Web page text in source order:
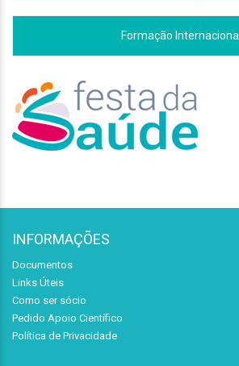
Formação Internacional
INFORMAÇÕES
Documentos
Links Úteis
Como ser sócio
Pedido Apoio Científico
Política de Privacidade